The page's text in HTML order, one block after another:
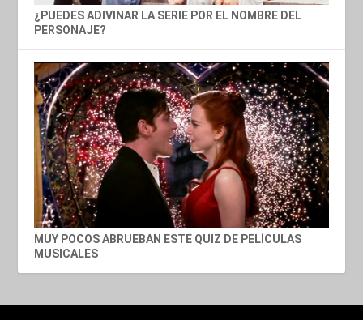
¿PUEDES ADIVINAR LA SERIE POR EL NOMBRE DEL
PERSONAJE?
MUY POCOS ABRUEBAN ESTE QUIZ DE PELÍCULAS
MUSICALES